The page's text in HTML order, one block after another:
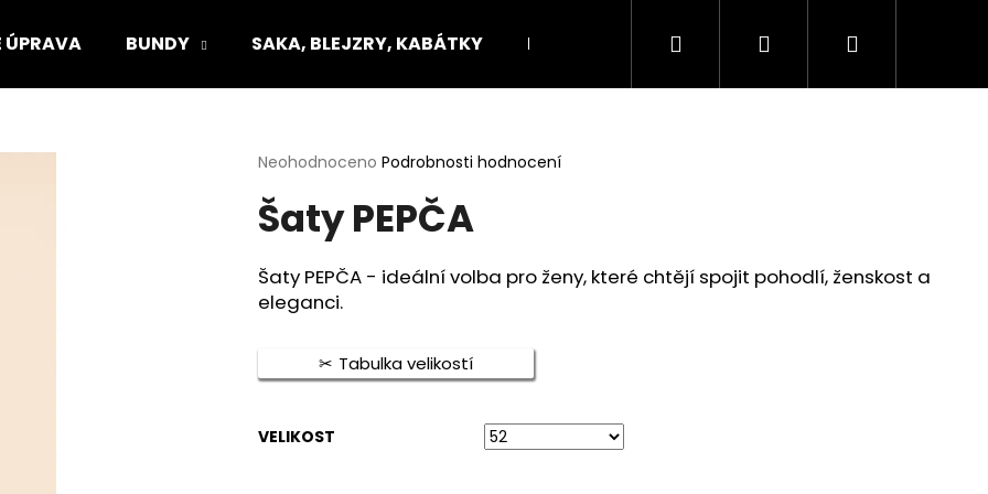
ÚPRAVA BUNDY SAKA, BLEJZRY, KABÁTKY KOSTÝMY A KOMPLETY TOPY, TUNIKY A
Hledat PřihlášeníNákupní
Průměrné
produktu
je
z
5
hvězdiček.
Neohodnoceno Podrobnosti hodnocení
Šaty PEPČA
Šaty PEPČA - ideální volba pro ženy, které chtějí spojit pohodlí, ženskost a
eleganci.
Tabulka velikostí
VELIKOST
HLEDAT